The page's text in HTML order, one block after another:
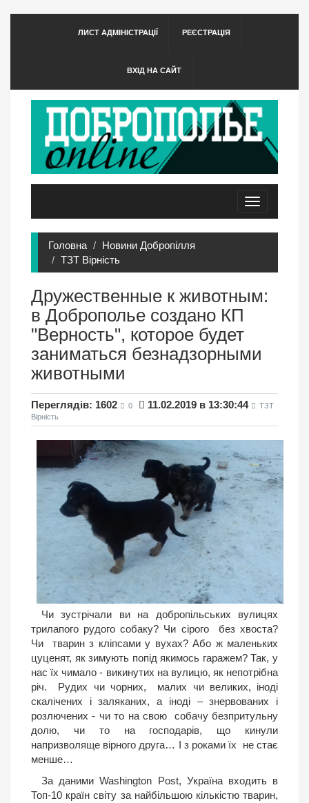
ЛИСТ АДМІНІСТРАЦІЇ РЕЄСТРАЦІЯ
ВХІД НА САЙТ
Toggle
navigation
Головна
Новини Добропілля
ТЗТ Вірність
Дружественные к животным:
в Доброполье создано КП
"Верность", которое будет
заниматься безнадзорными
животными
Переглядів: 1602 0 11.02.2019 в 13:30:44
ТЗТ
Вірність
Чи зустрічали ви на добропільських вулицях
трилапого рудого собаку? Чи сірого без хвоста?
Чи тварин з кліпсами у вухах? Або ж маленьких
цуценят, як зимують попід якимось гаражем? Так, у
нас їх чимало - викинутих на вулицю, як непотрібна
річ. Рудих чи чорних, малих чи великих, іноді
скалічених і заляканих, а іноді – знервованих і
розлючених - чи то на свою собачу безпритульну
долю, чи то на господарів, що кинули
напризволяще вірного друга… І з роками їх не стає
менше…
За даними Washington Post, Україна входить в
Топ-10 країн світу за найбільшою кількістю тварин,